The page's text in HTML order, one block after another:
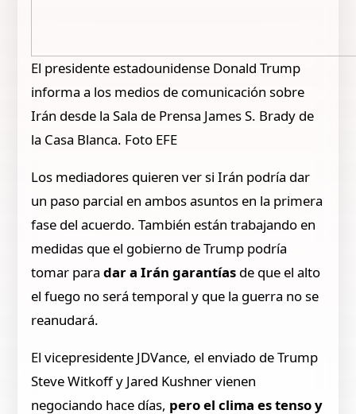
El presidente estadounidense Donald Trump
informa a los medios de comunicación sobre
Irán desde la Sala de Prensa James S. Brady de
la Casa Blanca. Foto EFE
Los mediadores quieren ver si Irán podría dar
un paso parcial en ambos asuntos en la primera
fase del acuerdo. También están trabajando en
medidas que el gobierno de Trump podría
tomar paradar a Irán garantías de que el alto
el fuego no será temporal y que la guerra no se
reanudará.
El vicepresidente JDVance, el enviado de Trump
Steve Witkoff y Jared Kushner vienen
negociando hace días, pero el clima es tenso y